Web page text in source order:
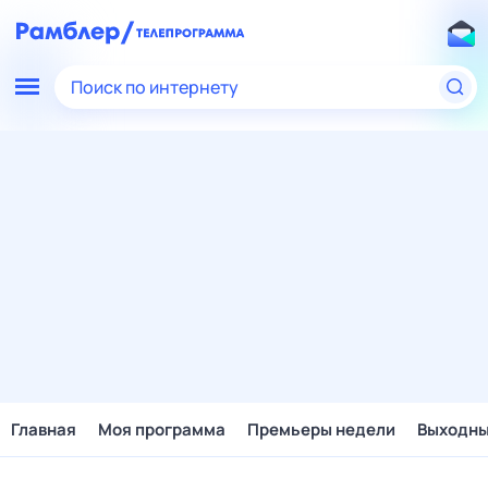
Поиск по интернету
Главная Моя программа Премьеры недели